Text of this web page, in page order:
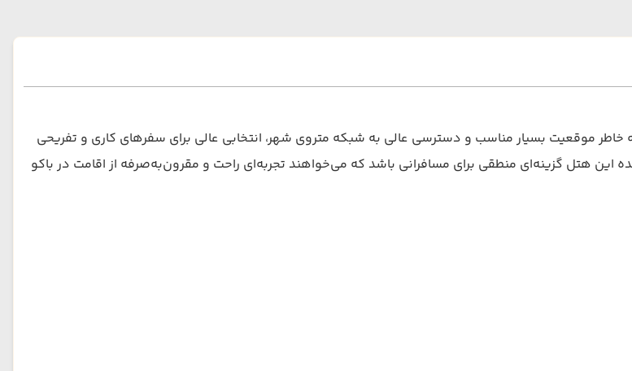
موقعیت بسیار مناسب و دسترسی عالی به شبکه متروی شهر، انتخابی عالی برای سفرهای کاری و تفریحی
هتل گزینه‌ای منطقی برای مسافرانی باشد که می‌خواهند تجربه‌ای راحت و مقرون‌به‌صرفه از اقامت در باکو